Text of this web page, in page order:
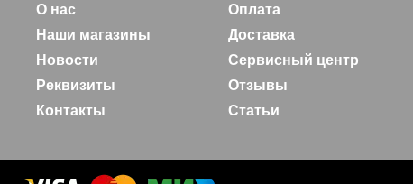
О нас
Наши магазины
Новости
Реквизиты
Контакты
Оплата
Доставка
Сервисный центр
Отзывы
Статьи